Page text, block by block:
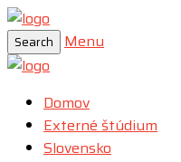
Search Menu
Domov
Externé štúdium
Slovensko